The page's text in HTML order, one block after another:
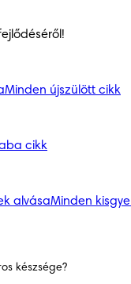
Minden újszülött cikk
cikk
alvásaMinden
készsége?